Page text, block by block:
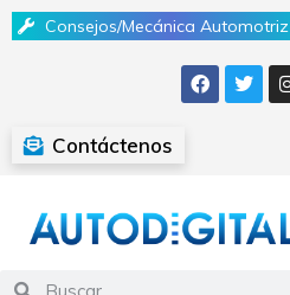
Consejos/Mecánica Automotriz
Contáctenos